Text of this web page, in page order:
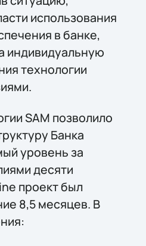
использования
в банке,
индивидуальную
технологии
SAM позволило
Банка
уровень за
десяти
проект был
8,5 месяцев. В